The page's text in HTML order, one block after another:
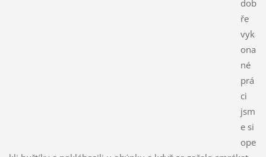
dob
ře
vyk
ona
né
prá
ci
jsm
e si
ope